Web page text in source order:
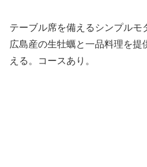
テーブル席を備えるシンプルモ
広島産の生牡蠣と一品料理を
える。コースあり。